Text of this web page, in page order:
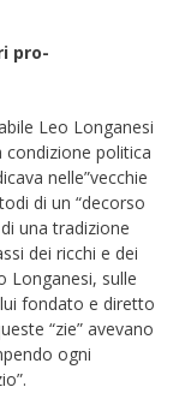
pro-
Leo Longanesi
condizione politica
nelle”vecchie
di un “decorso
una tradizione
dei ricchi e dei
Longanesi, sulle
fondato e diretto
“zie” avevano
ogni